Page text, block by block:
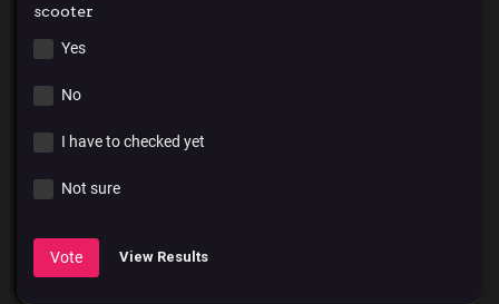
scooter
Yes
No
I have to checked yet
Not sure
Vote View Results